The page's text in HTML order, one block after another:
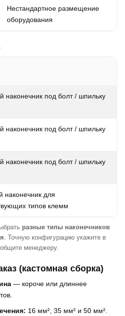
Нестандартное размещение
оборудования
наконечник под болт / шпильку
наконечник под болт / шпильку
наконечник под болт / шпильку
наконечник для
типов клемм
разные типы наконечников
. Точную конфигурацию укажите в
менеджеру.
(кастомная сборка)
— короче или длиннее
16 мм², 35 мм² и 50 мм².